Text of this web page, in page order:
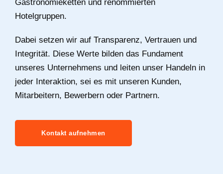
Gastronomieketten und renommierten
Hotelgruppen.
Dabei setzen wir auf Transparenz, Vertrauen und
Integrität. Diese Werte bilden das Fundament
unseres Unternehmens und leiten unser Handeln in
jeder Interaktion, sei es mit unseren Kunden,
Mitarbeitern, Bewerbern oder Partnern.
Kontakt aufnehmen